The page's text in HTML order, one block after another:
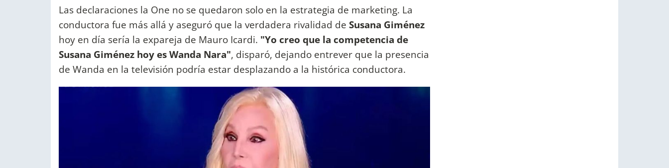
Las declaraciones la One no se quedaron solo en la estrategia de marketing. La
conductora fue más allá y aseguró que la verdadera rivalidad de Susana Giménez
hoy en día sería la expareja de Mauro Icardi. "Yo creo que la competencia de
Susana Giménez hoy es Wanda Nara", disparó, dejando entrever que la presencia
de Wanda en la televisión podría estar desplazando a la histórica conductora.